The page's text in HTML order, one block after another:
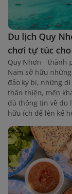
Du lịch Quy
chơi tự túc
Quy Nhơn - thành
Nam sở hữu
đảo kỳ bí, những
thân thiện, mến
đủ thông tin về du
hữu ích để lên kế